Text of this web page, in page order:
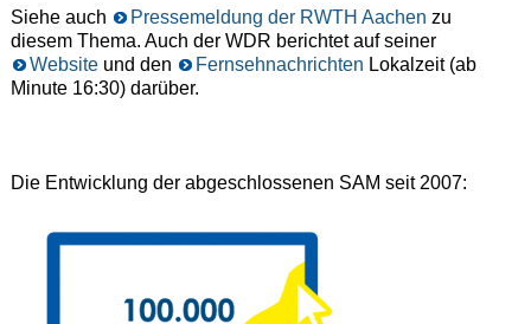
Siehe auch Pressemeldung der RWTH Aachen zu
diesem Thema. Auch der WDR berichtet auf seiner
Websiteund den Fernsehnachrichten Lokalzeit (ab
Minute 16:30) darüber.
Die Entwicklung der abgeschlossenen SAM seit 2007: